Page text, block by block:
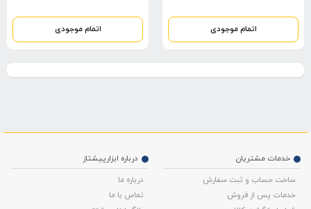
اتمام موجودی اتمام موجودی
درباره ابزارپیشتاز
درباره ما
تماس با ما
خدمات مشتریان
ساخت حساب و ثبت سفارش
خدمات پس از فروش